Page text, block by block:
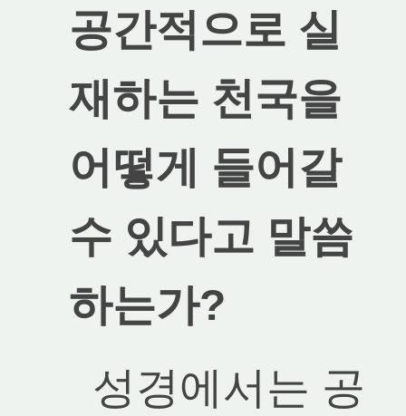
공간적으로 실
재하는 천국을
어떻게 들어갈
수 있다고 말씀
하는가?
성경에서는 공